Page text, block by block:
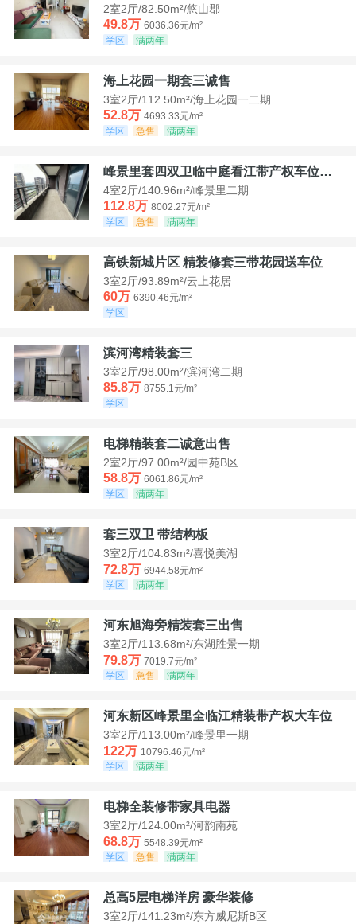
2室2厅/82.50m²/悠山郡
49.8万 6036.36元/m²
学区
满两年
海上花园一期套三诚售
3室2厅/112.50m²/海上花园一二期
52.8万 4693.33元/m²
学区
急售 满两年
峰景里套四双卫临中庭看江带产权车位诚售
4室2厅/140.96m²/峰景里二期
112.8万 8002.27元/m²
学区
急售 满两年
高铁新城片区 精装修套三带花园送车位
3室2厅/93.89m²/云上花居
60万 6390.46元/m²
学区
滨河湾精装套三
3室2厅/98.00m²/滨河湾二期
85.8万 8755.1元/m²
学区
电梯精装套二诚意出售
2室2厅/97.00m²/园中苑B区
58.8万 6061.86元/m²
学区
满两年
套三双卫 带结构板
3室2厅/104.83m²/喜悦美湖
72.8万 6944.58元/m²
学区
满两年
河东旭海旁精装套三出售
3室2厅/113.68m²/东湖胜景一期
79.8万 7019.7元/m²
学区
急售 满两年
河东新区峰景里全临江精装带产权大车位
3室2厅/113.00m²/峰景里一期
122万 10796.46元/m²
学区
满两年
电梯全装修带家具电器
3室2厅/124.00m²/河韵南苑
68.8万 5548.39元/m²
学区
急售 满两年
总高5层电梯洋房 豪华装修
3室2厅/141.23m²/东方威尼斯B区